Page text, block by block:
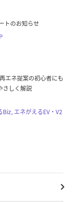
トのお知らせ
エネ提案の初心者にも
さしく解説
エネがえるEV・V2